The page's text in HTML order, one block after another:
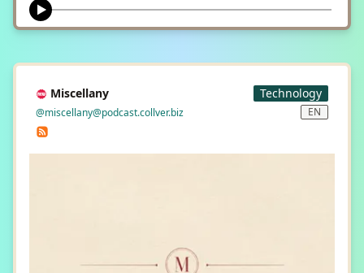
Technology
Miscellany
EN
@miscellany@podcast.collver.biz